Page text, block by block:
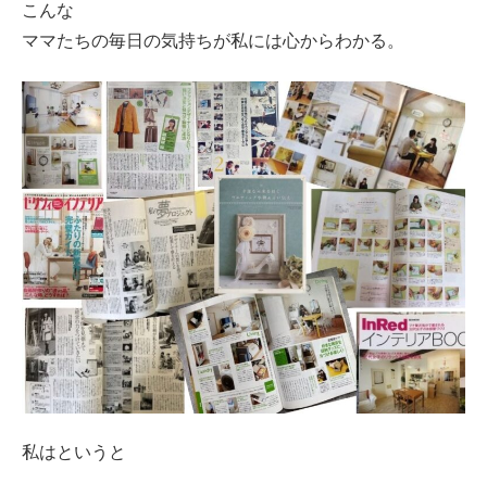
こんな
ママたちの毎日の気持ちが私には心からわかる。
私はというと